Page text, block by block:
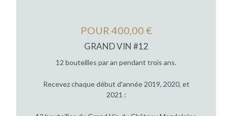
POUR 400,00 €
GRAND VIN #12
12 bouteilles par an pendant trois ans.
Recevez chaque début d'année 2019, 2020, et
2021 :